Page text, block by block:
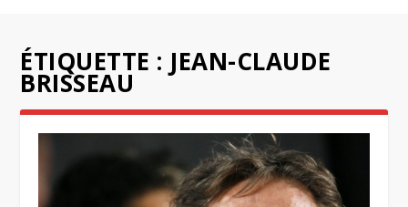
ÉTIQUETTE : JEAN-CLAUDE
BRISSEAU